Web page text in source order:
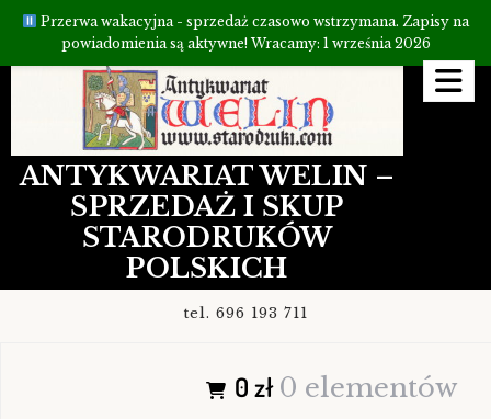
Przejdź
ANTYKWARIAT WELIN –
SPRZEDAŻ I SKUP
STARODRUKÓW
POLSKICH
tel. 696 193 711
0 zł 0 elementów
Przerwa wakacyjna - sprzedaż czasowo wstrzymana. Zapisy na
powiadomienia są aktywne! Wracamy: 1 września 2026